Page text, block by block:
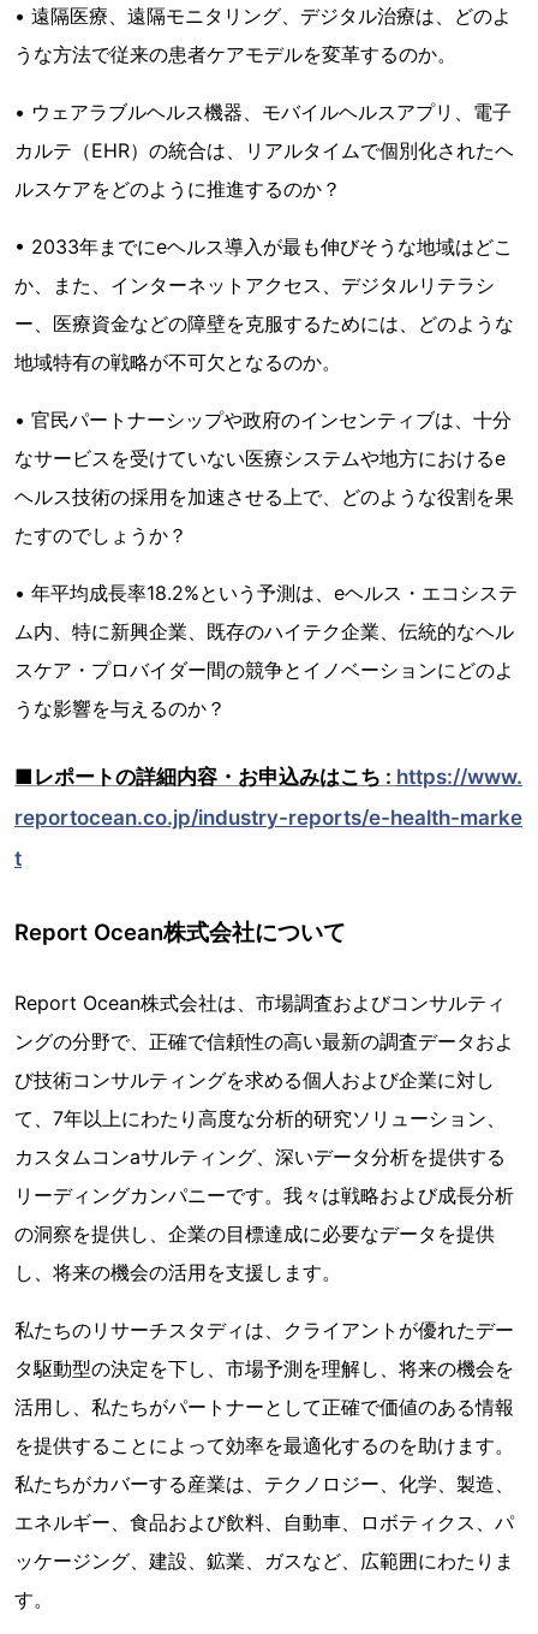
• 遠隔医療、遠隔モニタリング、デジタル治療は、どのよ
うな方法で従来の患者ケアモデルを変革するのか。
• ウェアラブルヘルス機器、モバイルヘルスアプリ、電子
カルテ（EHR）の統合は、リアルタイムで個別化されたヘ
ルスケアをどのように推進するのか？
• 2033年までにeヘルス導入が最も伸びそうな地域はどこ
か、また、インターネットアクセス、デジタルリテラシ
ー、医療資金などの障壁を克服するためには、どのような
地域特有の戦略が不可欠となるのか。
• 官民パートナーシップや政府のインセンティブは、十分
なサービスを受けていない医療システムや地方におけるe
ヘルス技術の採用を加速させる上で、どのような役割を果
たすのでしょうか？
• 年平均成長率18.2%という予測は、eヘルス・エコシステ
ム内、特に新興企業、既存のハイテク企業、伝統的なヘル
スケア・プロバイダー間の競争とイノベーションにどのよ
うな影響を与えるのか？
■レポートの詳細内容・お申込みはこち : https://www.
reportocean.co.jp/industry-reports/e-health-marke
t
Report Ocean株式会社について
Report Ocean株式会社は、市場調査およびコンサルティ
ングの分野で、正確で信頼性の高い最新の調査データおよ
び技術コンサルティングを求める個人および企業に対し
て、7年以上にわたり高度な分析的研究ソリューション、
カスタムコンaサルティング、深いデータ分析を提供する
リーディングカンパニーです。我々は戦略および成長分析
の洞察を提供し、企業の目標達成に必要なデータを提供
し、将来の機会の活用を支援します。
私たちのリサーチスタディは、クライアントが優れたデー
タ駆動型の決定を下し、市場予測を理解し、将来の機会を
活用し、私たちがパートナーとして正確で価値のある情報
を提供することによって効率を最適化するのを助けます。
私たちがカバーする産業は、テクノロジー、化学、製造、
エネルギー、食品および飲料、自動車、ロボティクス、パ
ッケージング、建設、鉱業、ガスなど、広範囲にわたりま
す。